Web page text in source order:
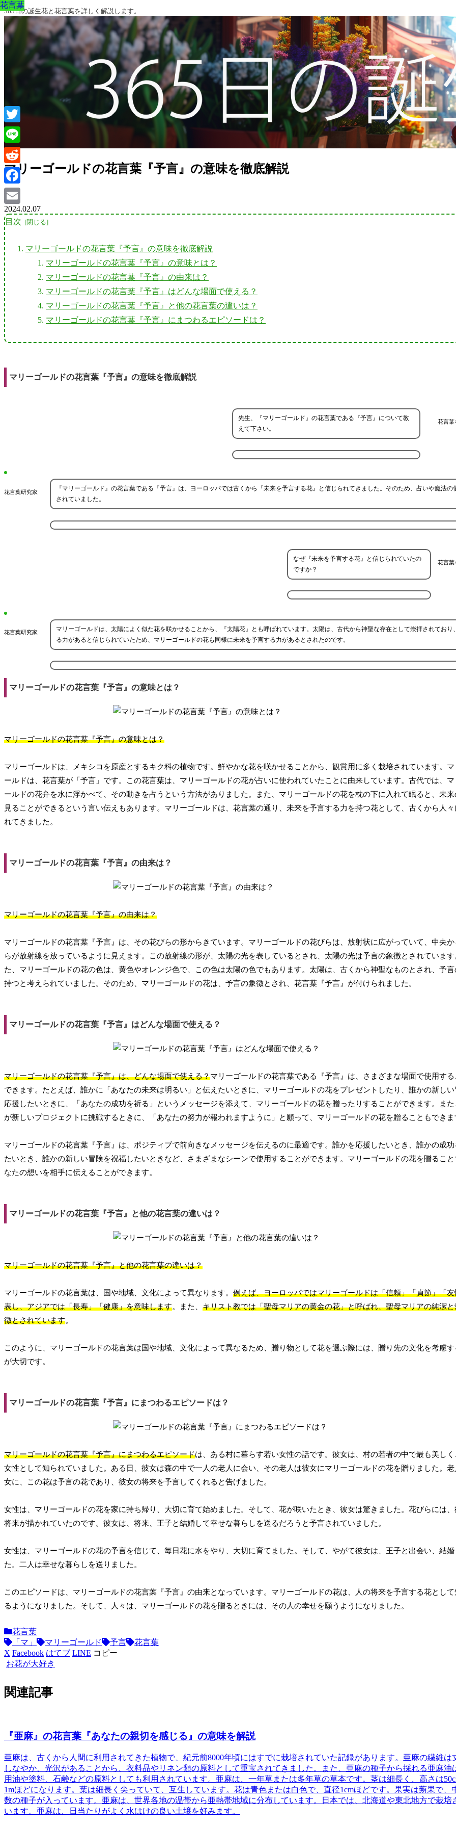
365日の誕生花と花言葉を詳しく解説します。
マリーゴールドの花言葉『予言』の意味を徹底解説
花言葉
2024.02.07
目次
マリーゴールドの花言葉『予言』の意味を徹底解説
マリーゴールドの花言葉『予言』の意味とは？
マリーゴールドの花言葉『予言』の由来は？
マリーゴールドの花言葉『予言』はどんな場面で使える？
マリーゴールドの花言葉『予言』と他の花言葉の違いは？
マリーゴールドの花言葉『予言』にまつわるエピソードは？
マリーゴールドの花言葉『予言』の意味を徹底解説
花言葉
先生、『マリーゴールド』の花言葉である『予言』について教
えて下さい。
花言葉研究家
『マリーゴールド』の花言葉である『予言』は、ヨーロッパでは古くから『未来を予言する花』と信じられてきました。そのため、占いや魔法の
されていました。
花言葉
なぜ『未来を予言する花』と信じられていたの
ですか？
花言葉研究家
マリーゴールドは、太陽によく似た花を咲かせることから、『太陽花』とも呼ばれています。太陽は、古代から神聖な存在として崇拝されており
る力があると信じられていたため、マリーゴールドの花も同様に未来を予言する力があるとされたのです。
マリーゴールドの花言葉『予言』の意味とは？
マリーゴールドの花言葉『予言』の意味とは？
マリーゴールドは、メキシコを原産とするキク科の植物です。鮮やかな花を咲かせることから、観賞用に多く栽培されています。
ールドは、花言葉が「予言」です。この花言葉は、マリーゴールドの花が占いに使われていたことに由来しています。古代では、
ールドの花弁を水に浮かべて、その動きを占うという方法がありました。また、マリーゴールドの花を枕の下に入れて眠ると、未来
見ることができるという言い伝えもあります。マリーゴールドは、花言葉の通り、未来を予言する力を持つ花として、古くから人々
れてきました。
マリーゴールドの花言葉『予言』の由来は？
マリーゴールドの花言葉『予言』の由来は？
マリーゴールドの花言葉『予言』は、その花びらの形からきています。マリーゴールドの花びらは、放射状に広がっていて、中央
らが放射線を放っているように見えます。この放射線の形が、太陽の光を表しているとされ、太陽の光は予言の象徴とされています
た、マリーゴールドの花の色は、黄色やオレンジ色で、この色は太陽の色でもあります。太陽は、古くから神聖なものとされ、予言
持つと考えられていました。そのため、マリーゴールドの花は、予言の象徴とされ、花言葉『予言』が付けられました。
マリーゴールドの花言葉『予言』はどんな場面で使える？
マリーゴールドの花言葉『予言』は、どんな場面で使える？マリーゴールドの花言葉である『予言』は、さまざまな場面で使用す
できます。たとえば、誰かに「あなたの未来は明るい」と伝えたいときに、マリーゴールドの花をプレゼントしたり、誰かの新しい
応援したいときに、「あなたの成功を祈る」というメッセージを添えて、マリーゴールドの花を贈ったりすることができます。ま
が新しいプロジェクトに挑戦するときに、「あなたの努力が報われますように」と願って、マリーゴールドの花を贈ることもできま
マリーゴールドの花言葉『予言』は、ポジティブで前向きなメッセージを伝えるのに最適です。誰かを応援したいとき、誰かの成功
たいとき、誰かの新しい冒険を祝福したいときなど、さまざまなシーンで使用することができます。マリーゴールドの花を贈ること
なたの想いを相手に伝えることができます。
マリーゴールドの花言葉『予言』と他の花言葉の違いは？
マリーゴールドの花言葉『予言』と他の花言葉の違いは？
マリーゴールドの花言葉は、国や地域、文化によって異なります。 例えば、ヨーロッパではマリーゴールドは「信頼」「貞節」「
表し、アジアでは「長寿」「健康」を意味します。また、 キリスト教では「聖母マリアの黄金の花」と呼ばれ、聖母マリアの純潔
徴とされています。
このように、マリーゴールドの花言葉は国や地域、文化によって異なるため、贈り物として花を選ぶ際には、贈り先の文化を考慮す
が大切です。
マリーゴールドの花言葉『予言』にまつわるエピソードは？
マリーゴールドの花言葉『予言』にまつわるエピソードは、ある村に暮らす若い女性の話です。彼女は、村の若者の中で最も美しく
女性として知られていました。ある日、彼女は森の中で一人の老人に会い、その老人は彼女にマリーゴールドの花を贈りました。老
女に、この花は予言の花であり、彼女の将来を予言してくれると告げました。
女性は、マリーゴールドの花を家に持ち帰り、大切に育て始めました。そして、花が咲いたとき、彼女は驚きました。花びらには
将来が描かれていたのです。彼女は、将来、王子と結婚して幸せな暮らしを送るだろうと予言されていました。
女性は、マリーゴールドの花の予言を信じて、毎日花に水をやり、大切に育てました。そして、やがて彼女は、王子と出会い、結婚
た。二人は幸せな暮らしを送りました。
このエピソードは、マリーゴールドの花言葉『予言』の由来となっています。マリーゴールドの花は、人の将来を予言する花とし
るようになりました。そして、人々は、マリーゴールドの花を贈るときには、その人の幸せを願うようになりました。
花言葉
「マ」
マリーゴールド 予言
花言葉
X Facebook はてブ LINE コピー
お花が大好き
関連記事
花言葉
『亜麻』の花言葉『あなたの親切を感じる』の意味を解説
亜麻は、古くから人間に利用されてきた植物で、紀元前8000年頃にはすでに栽培されていた記録があります。亜麻の繊維は
しなやか、光沢があることから、衣料品やリネン類の原料として重宝されてきました。また、亜麻の種子から採れる亜麻油
用油や塗料、石鹸などの原料としても利用されています。 亜麻は、一年草または多年草の草本です。茎は細長く、高さは
1mほどになります。葉は細長く尖っていて、互生しています。花は青色または白色で、直径1cmほどです。果実は蒴果で、
数の種子が入っています。 亜麻は、世界各地の温帯から亜熱帯地域に分布しています。日本では、北海道や東北地方で栽培
います。亜麻は、日当たりがよく水はけの良い土壌を好みます。
花言葉
花言葉
花言葉
花言葉
花言葉
Twitter
Line
Reddit
Facebook
Email